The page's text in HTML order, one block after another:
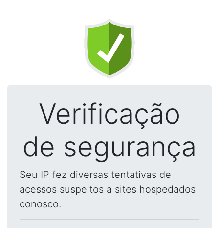
Verificação
de segurança
Seu IP fez diversas tentativas de
acessos suspeitos a sites hospedados
conosco.